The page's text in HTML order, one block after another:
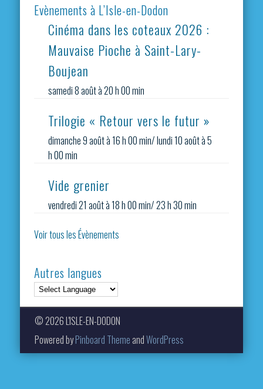
Evènements à L’Isle-en-Dodon
Cinéma dans les coteaux 2026 :
Mauvaise Pioche à Saint-Lary-
Boujean
samedi 8 août à 20 h 00 min
Trilogie « Retour vers le futur »
dimanche 9 août à 16 h 00 min/lundi 10 août à 5
h 00 min
Vide grenier
vendredi 21 août à 18 h 00 min/23 h 30 min
Voir tous les Évènements
Autres langues
© 2026 L'ISLE-EN-DODON
Powered byPinboard Theme andWordPress